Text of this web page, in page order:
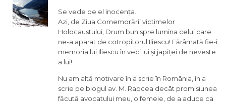
Se vede pe el inocența.
Azi, de Ziua Comemorării victimelor
Holocaustului, Drum bun spre lumina celui care
ne-a aparat de cotropitorul Iliescu! Fărâmată fie-i
memoria lui Iliescu în veci lui și japiței de neveste
a lui!
Nu am altă motivare în a scrie în România, în a
scrie pe blogul av. M. Rapcea decât promisiunea
făcută avocatului meu, o femeie, de a aduce ca